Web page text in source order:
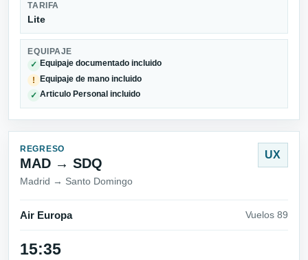
TARIFA
Lite
EQUIPAJE
✓ Equipaje documentado incluido
! Equipaje de mano incluido
✓ Articulo Personal incluido
REGRESO
MAD → SDQ
Madrid → Santo Domingo
UX
Air Europa Vuelos 89
15:35